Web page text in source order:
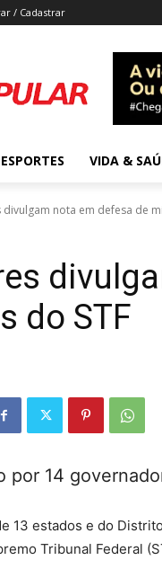
/ Cadastrar
ESPORTES VIDA &
nota em defesa de
do STF
por 14
13 estados e do
Tribunal Federal